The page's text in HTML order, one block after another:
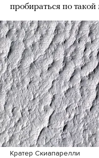
пробираться по такой
Кратер Скиапарелли